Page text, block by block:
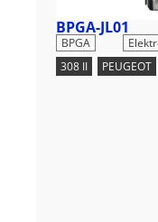
BPGA-JL01
BPGA
308 II
PEUGEOT